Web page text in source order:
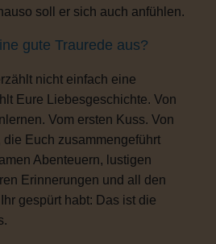
soll er sich auch anfühlen.
gute Traurede aus?
nicht einfach eine
Eure Liebesgeschichte. Von
Vom ersten Kuss. Von
Euch zusammengeführt
Abenteuern, lustigen
Erinnerungen und all den
gespürt habt: Das ist die